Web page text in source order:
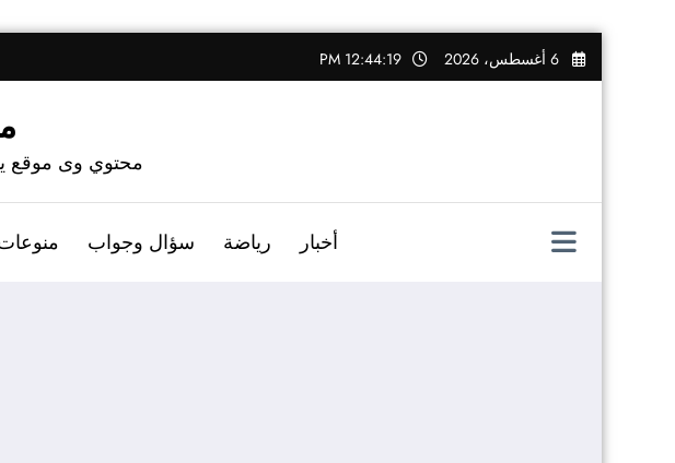
التجاوز
إلى
6 أغسطس، 2026 12:44:20 PM
محتوي وى موقع
أخبار رياضة سؤال وجواب